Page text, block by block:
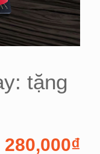
tặng
280,000₫